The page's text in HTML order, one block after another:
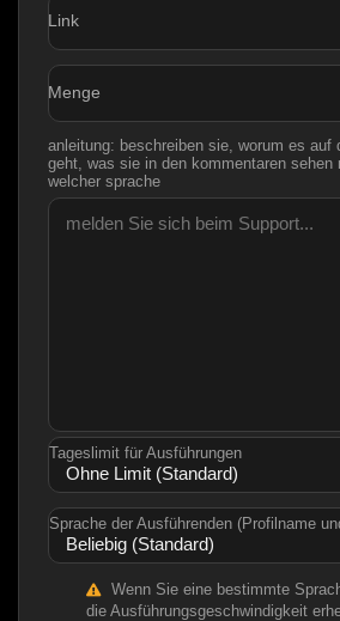
Link
Menge
anleitung: beschreiben sie, worum es auf
geht, was sie in den kommentaren sehen
welcher sprache
Tageslimit für Ausführungen
Sprache der Ausführenden (Profilname
Wenn Sie eine bestimmte
die Ausführungsgeschwindigkeit